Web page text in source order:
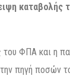
καταβολής
ΦΠΑ και η
πηγή ποσών